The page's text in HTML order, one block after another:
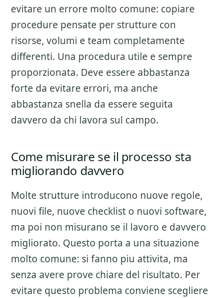
evitare un errore molto comune: copiare
procedure pensate per strutture con
risorse, volumi e team completamente
differenti. Una procedura utile e sempre
proporzionata. Deve essere abbastanza
forte da evitare errori, ma anche
abbastanza snella da essere seguita
davvero da chi lavora sul campo.
Come misurare se il processo sta
migliorando davvero
Molte strutture introducono nuove regole,
nuovi file, nuove checklist o nuovi software,
ma poi non misurano se il lavoro e davvero
migliorato. Questo porta a una situazione
molto comune: si fanno piu attivita, ma
senza avere prove chiare del risultato. Per
evitare questo problema conviene scegliere